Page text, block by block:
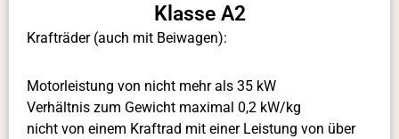
Klasse A2
Krafträder (auch mit Beiwagen):
Motorleistung von nicht mehr als 35 kW
Verhältnis zum Gewicht maximal 0,2 kW/kg
nicht von einem Kraftrad mit einer Leistung von über